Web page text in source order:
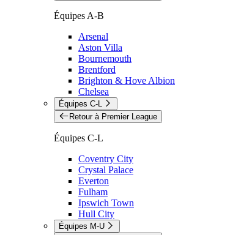
Équipes A-B
Arsenal
Aston Villa
Bournemouth
Brentford
Brighton & Hove Albion
Chelsea
Équipes C-L
Retour à Premier League
Équipes C-L
Coventry City
Crystal Palace
Everton
Fulham
Ipswich Town
Hull City
Équipes M-U